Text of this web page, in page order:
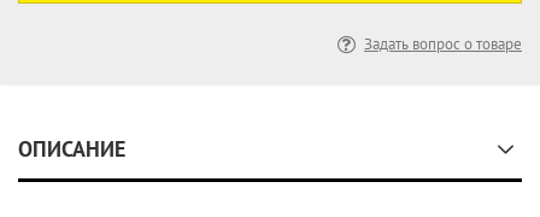
Задать вопрос о товаре
ОПИСАНИЕ